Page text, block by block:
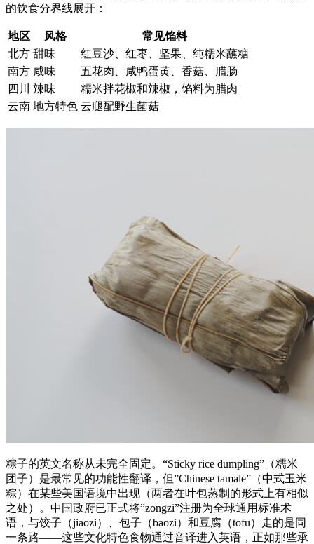
的饮食分界线展开：
地区 风格
常见馅料
北方 甜味
红豆沙、红枣、坚果、纯糯米蘸糖
南方 咸味
五花肉、咸鸭蛋黄、香菇、腊肠
四川
辣味
糯米拌花椒和辣椒，馅料为腊肉
云南 地方特色 云腿配野生菌菇
粽子的英文名称从未完全固定。“Sticky rice dumpling”（糯米
团子）是最常见的功能性翻译，但”Chinese tamale”（中式玉米
粽）在某些美国语境中出现（两者在叶包蒸制的形式上有相似
之处）。中国政府已正式将”zongzi”注册为全球通用标准术
语，与饺子（jiaozi）、包子（baozi）和豆腐（tofu）走的是同
一条路——这些文化特色食物通过音译进入英语，正如那些承